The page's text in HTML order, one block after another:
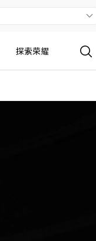
探索荣耀